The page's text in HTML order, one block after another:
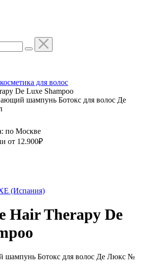
для волос
De Luxe Shampoo
по Москве
от 12.900₽
(Испания)
Hair Therapy De
шампунь Ботокс для волос Де Люкс №